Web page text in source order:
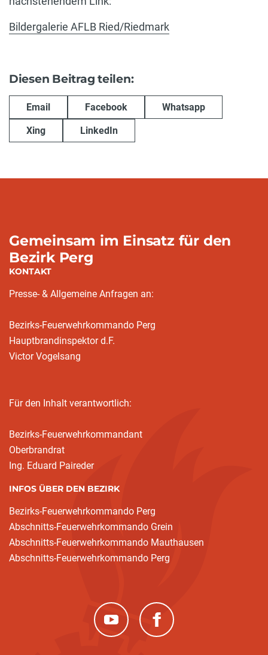
Bildergalerie AFLB Ried/Riedmark
Diesen Beitrag teilen:
Email Facebook Whatsapp
Xing LinkedIn
Gemeinsam im Einsatz für den
Bezirk Perg
KONTAKT
Presse- & Allgemeine Anfragen an:
Bezirks-Feuerwehrkommando Perg
Hauptbrandinspektor d.F.
Victor Vogelsang
Für den Inhalt verantwortlich:
Bezirks-Feuerwehrkommandant
Oberbrandrat
Ing. Eduard Paireder
INFOS ÜBER DEN BEZIRK
Bezirks-Feuerwehrkommando Perg
Abschnitts-Feuerwehrkommando Grein
Abschnitts-Feuerwehrkommando Mauthausen
Abschnitts-Feuerwehrkommando Perg
(neues Fenster)(neues Fenster)